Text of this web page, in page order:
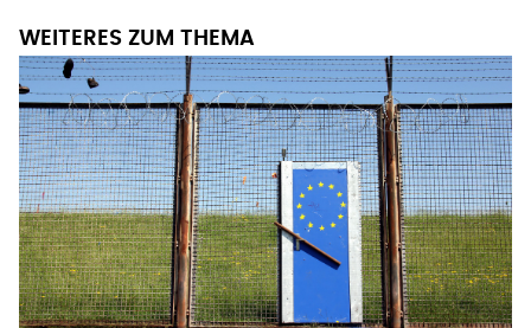
WEITERES ZUM THEMA